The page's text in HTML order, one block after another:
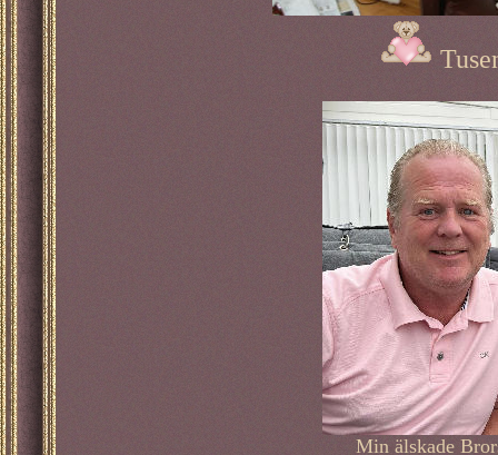
Min älskade